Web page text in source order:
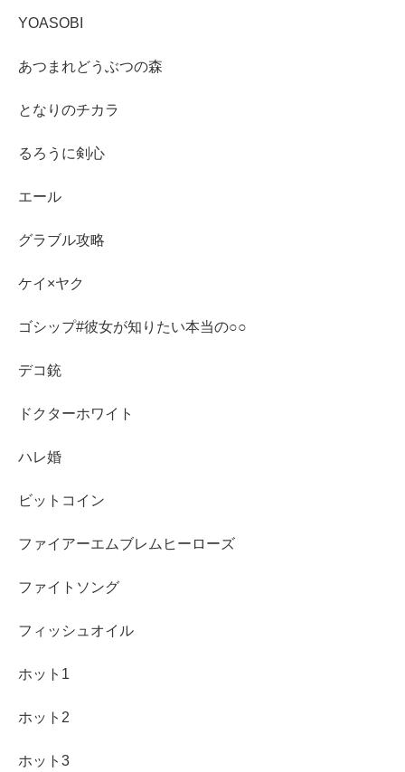
YOASOBI
あつまれどうぶつの森
となりのチカラ
るろうに剣心
エール
グラブル攻略
ケイ×ヤク
ゴシップ#彼女が知りたい本当の○○
デコ銃
ドクターホワイト
ハレ婚
ビットコイン
ファイアーエムブレムヒーローズ
ファイトソング
フィッシュオイル
ホット1
ホット2
ホット3